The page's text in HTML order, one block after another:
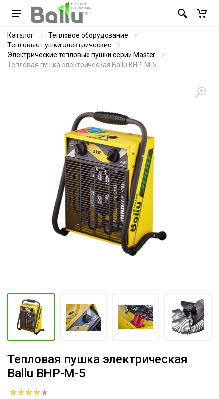
Каталог
Тепловое оборудование
Тепловые пушки электрические
Электрические тепловые пушки серии Master
Тепловая пушка электрическая Ballu BHP-M-5
Тепловая пушка электрическая
Ballu BHP-M-5